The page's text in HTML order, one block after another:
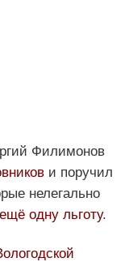
Филимонов
и поручил
нелегально
ещё одну льготу.